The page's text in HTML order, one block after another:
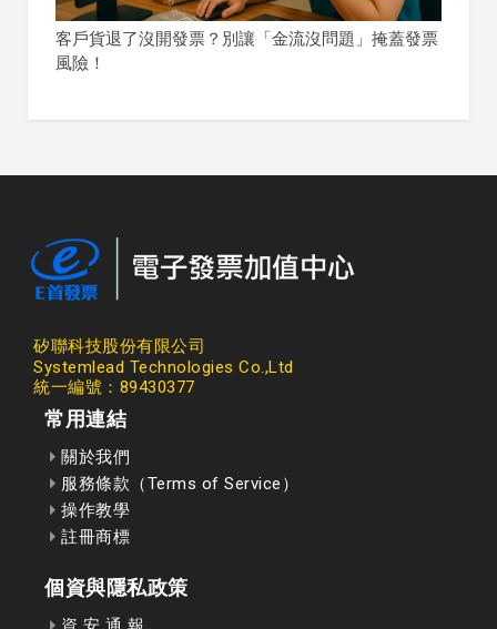
客戶貨退了沒開發票？別讓「金流沒問題」掩蓋發票
風險！
矽聯科技股份有限公司
Systemlead Technologies Co.,Ltd
統一編號：89430377
常用連結
關於我們
服務條款（Terms of Service）
操作教學
註冊商標
個資與隱私政策